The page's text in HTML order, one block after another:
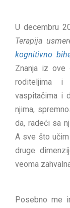
U decembru
Terapija
kognitivno
Znanja iz ove
roditeljima i
vaspitačima i
njima,
da, radeći sa
A sve što
druge
veoma
Posebno me